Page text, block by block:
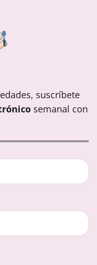
suscríbete
semanal con